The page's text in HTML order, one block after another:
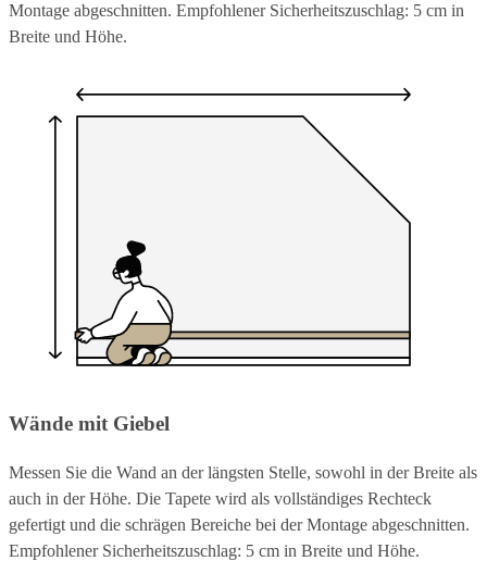
Montage abgeschnitten. Empfohlener Sicherheitszuschlag: 5 cm in
Breite und Höhe.
Wände mit Giebel
Messen Sie die Wand an der längsten Stelle, sowohl in der Breite als
auch in der Höhe. Die Tapete wird als vollständiges Rechteck
gefertigt und die schrägen Bereiche bei der Montage abgeschnitten.
Empfohlener Sicherheitszuschlag: 5 cm in Breite und Höhe.